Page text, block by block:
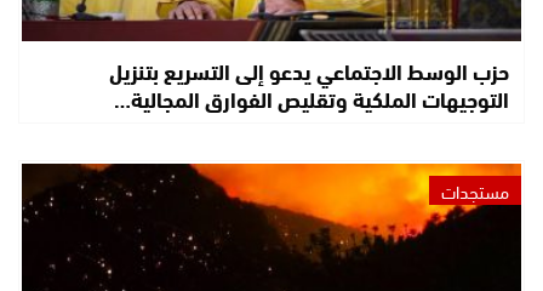
حزب الوسط الاجتماعي يدعو إلى التسريع بتنزيل
التوجيهات الملكية وتقليص الفوارق المجالية…
مستجدات